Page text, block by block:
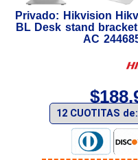
Privado: Hikvision
BL Desk stand
AC
$